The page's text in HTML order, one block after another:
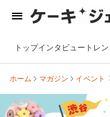
トップインタビュー トレ
ホーム マガジン イベント